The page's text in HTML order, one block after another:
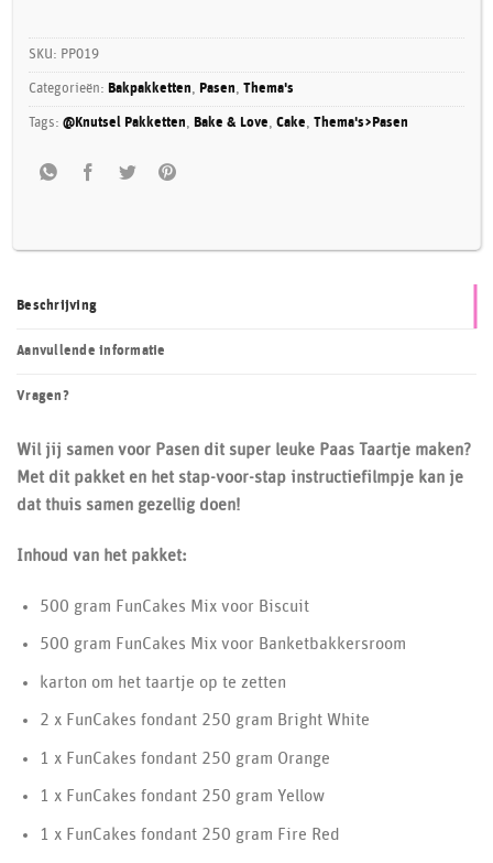
SKU: PP019
Categorieën: Bakpakketten, Pasen,Thema's
Tags:@Knutsel Pakketten, Bake & Love,Cake,Thema's>Pasen
Beschrijving
Aanvullende informatie
Vragen?
Wil jij samen voor Pasen dit super leuke Paas Taartje maken?
Met dit pakket en het stap-voor-stap instructiefilmpje kan je
dat thuis samen gezellig doen!
Inhoud van het pakket:
500 gram FunCakes Mix voor Biscuit
500 gram FunCakes Mix voor Banketbakkersroom
karton om het taartje op te zetten
2 x FunCakes fondant 250 gram Bright White
1 x FunCakes fondant 250 gram Orange
1 x FunCakes fondant 250 gram Yellow
1 x FunCakes fondant 250 gram Fire Red